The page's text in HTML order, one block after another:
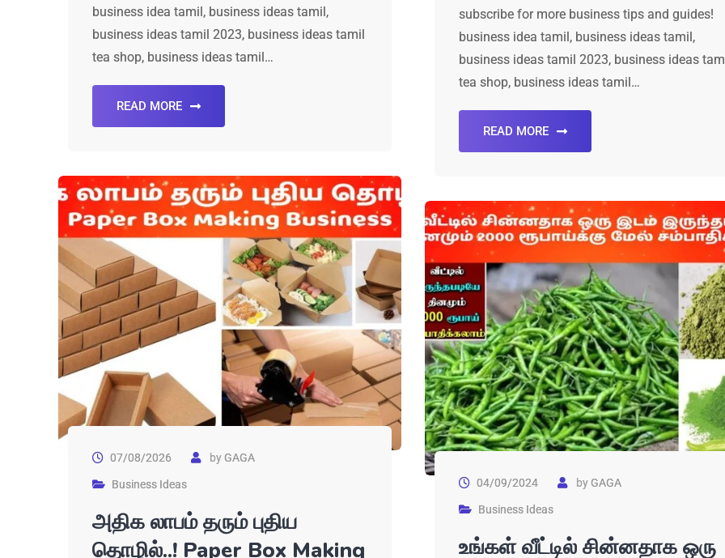
business idea tamil, business ideas tamil,
business ideas tamil 2023, business ideas tamil
tea shop, business ideas tamil…
READ MORE
subscribe for more business tips and guides!
business idea tamil, business ideas tamil,
business ideas tamil 2023, business ideas
tea shop, business ideas tamil…
READ MORE
07/08/2026 byGAGA
Business Ideas
அதிக லாபம் தரும் புதிய
தொழில்..! Paper Box Making
04/09/2024 byGAGA
Business Ideas
உங்கள் வீட்டில் சின்னதாக ஒரு